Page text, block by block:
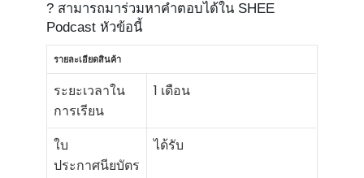
? สามารถมาร่วมหาคำตอบได้ใน SHEE
Podcast หัวข้อนี้
รายละเอียดสินค้า
ระยะเวลาใน
การเรียน
1 เดือน
ใบ
ประกาศนียบัตร
ได้รับ